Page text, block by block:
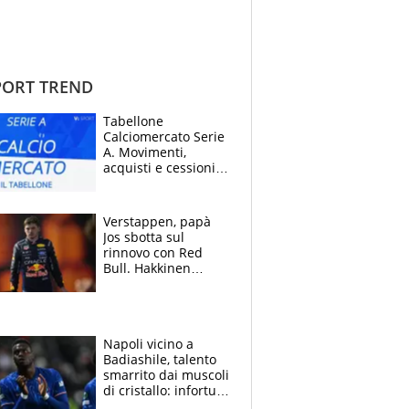
TREND
Tabellone
Calciomercato Serie
A. Movimenti,
acquisti e cessioni:
Verstappen, papà
Jos sbotta sul
rinnovo con Red
Bull. Hakkinen
Napoli vicino a
Badiashile, talento
smarrito dai muscoli
di cristallo: infortuni